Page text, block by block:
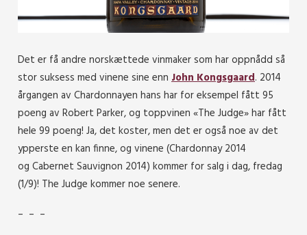
Det er få andre norskættede vinmaker som har oppnådd så
stor suksess med vinene sine enn John Kongsgaard. 2014
årgangen av Chardonnayen hans har for eksempel fått 95
poeng av Robert Parker, og toppvinen «The Judge» har fått
hele 99 poeng! Ja, det koster, men det er også noe av det
ypperste en kan finne, og vinene (Chardonnay 2014
og Cabernet Sauvignon 2014) kommer for salg i dag, fredag
(1/9)! The Judge kommer noe senere.
– – –